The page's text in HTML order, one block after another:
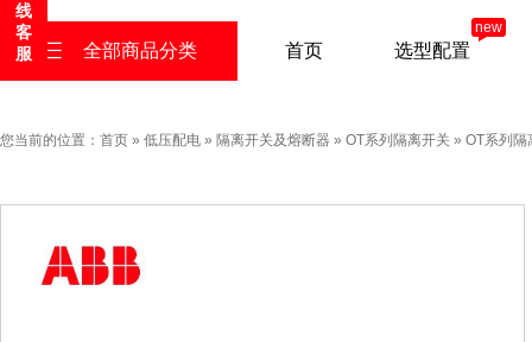
全部商品分类 首页 选型配置
new
您当前的位置： 首页 » 低压配电 » 隔离开关及熔断器 » OT系列隔离开关 » OT系列
线
客
服